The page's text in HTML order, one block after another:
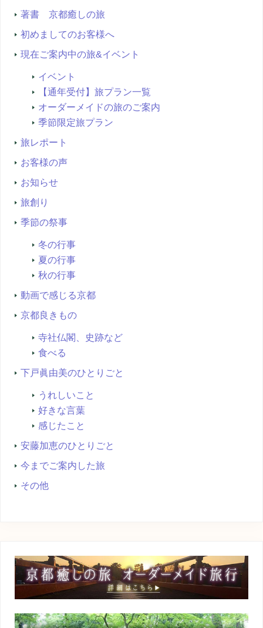
著書 京都癒しの旅
初めましてのお客様へ
現在ご案内中の旅&イベント
イベント
【通年受付】旅プラン一覧
オーダーメイドの旅のご案内
季節限定旅プラン
旅レポート
お客様の声
お知らせ
旅創り
季節の祭事
冬の行事
夏の行事
秋の行事
動画で感じる京都
京都良きもの
寺社仏閣、史跡など
食べる
下戸眞由美のひとりごと
うれしいこと
好きな言葉
感じたこと
安藤加恵のひとりごと
今までご案内した旅
その他